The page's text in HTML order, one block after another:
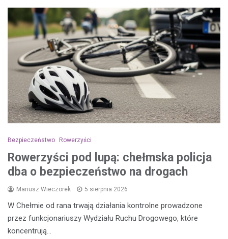
Bezpieczeństwo Rowerzyści
Rowerzyści pod lupą: chełmska policja
dba o bezpieczeństwo na drogach
Mariusz Wieczorek 5 sierpnia 2026
W Chełmie od rana trwają działania kontrolne prowadzone
przez funkcjonariuszy Wydziału Ruchu Drogowego, które
koncentrują…